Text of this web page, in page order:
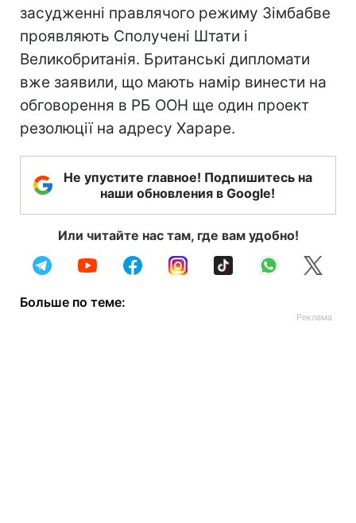
засудженні правлячого режиму Зімбабве
проявляють Сполучені Штати і
Великобританія. Британські дипломати
вже заявили, що мають намір винести на
обговорення в РБ ООН ще один проект
резолюції на адресу Хараре.
Не упустите главное! Подпишитесь на
наши обновления в Google!
Или читайте нас там, где вам удобно!
Больше по теме: